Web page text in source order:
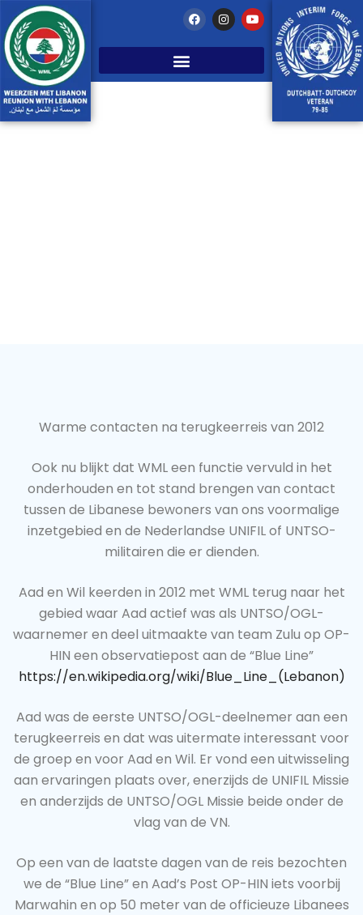
Warme contacten na terugkeerreis van 2012
Ook nu blijkt dat WML een functie vervuld in het
onderhouden en tot stand brengen van contact
tussen de Libanese bewoners van ons voormalige
inzetgebied en de Nederlandse UNIFIL of UNTSO-
militairen die er dienden.
Aad en Wil keerden in 2012 met WML terug naar het
gebied waar Aad actief was als UNTSO/OGL-
waarnemer en deel uitmaakte van team Zulu op OP-
HIN een observatiepost aan de “Blue Line”
https://en.wikipedia.org/wiki/Blue_Line_(Lebanon)
Aad was de eerste UNTSO/OGL-deelnemer aan een
terugkeerreis en dat was uitermate interessant voor
de groep en voor Aad en Wil. Er vond een uitwisseling
aan ervaringen plaats over, enerzijds de UNIFIL Missie
en anderzijds de UNTSO/OGL Missie beide onder de
vlag van de VN.
Op een van de laatste dagen van de reis bezochten
we de “Blue Line” en Aad’s Post OP-HIN iets voorbij
Marwahin en op 50 meter van de officieuze Libanees